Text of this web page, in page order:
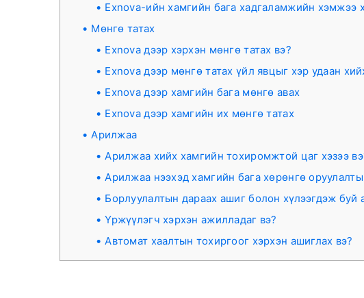
Exnova-ийн хамгийн бага хадгаламжийн хэмжээ
Мөнгө татах
Exnova дээр хэрхэн мөнгө татах вэ?
Exnova дээр мөнгө татах үйл явцыг хэр удаан
Exnova дээр хамгийн бага мөнгө авах
Exnova дээр хамгийн их мөнгө татах
Арилжаа
Арилжаа хийх хамгийн тохиромжтой цаг хэзээ
Арилжаа нээхэд хамгийн бага хөрөнгө
Борлуулалтын дараах ашиг болон хүлээгдэж буй
Үржүүлэгч хэрхэн ажилладаг вэ?
Автомат хаалтын тохиргоог хэрхэн ашиглах вэ?